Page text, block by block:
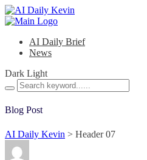
AI Daily Brief
News
Dark Light
Blog Post
AI Daily Kevin > Header 07